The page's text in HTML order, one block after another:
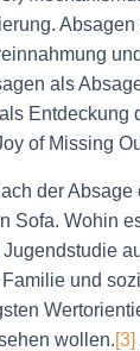
als
Entdeckung
of Missing
der
Sofa. Wohin
und
wollen.[3]